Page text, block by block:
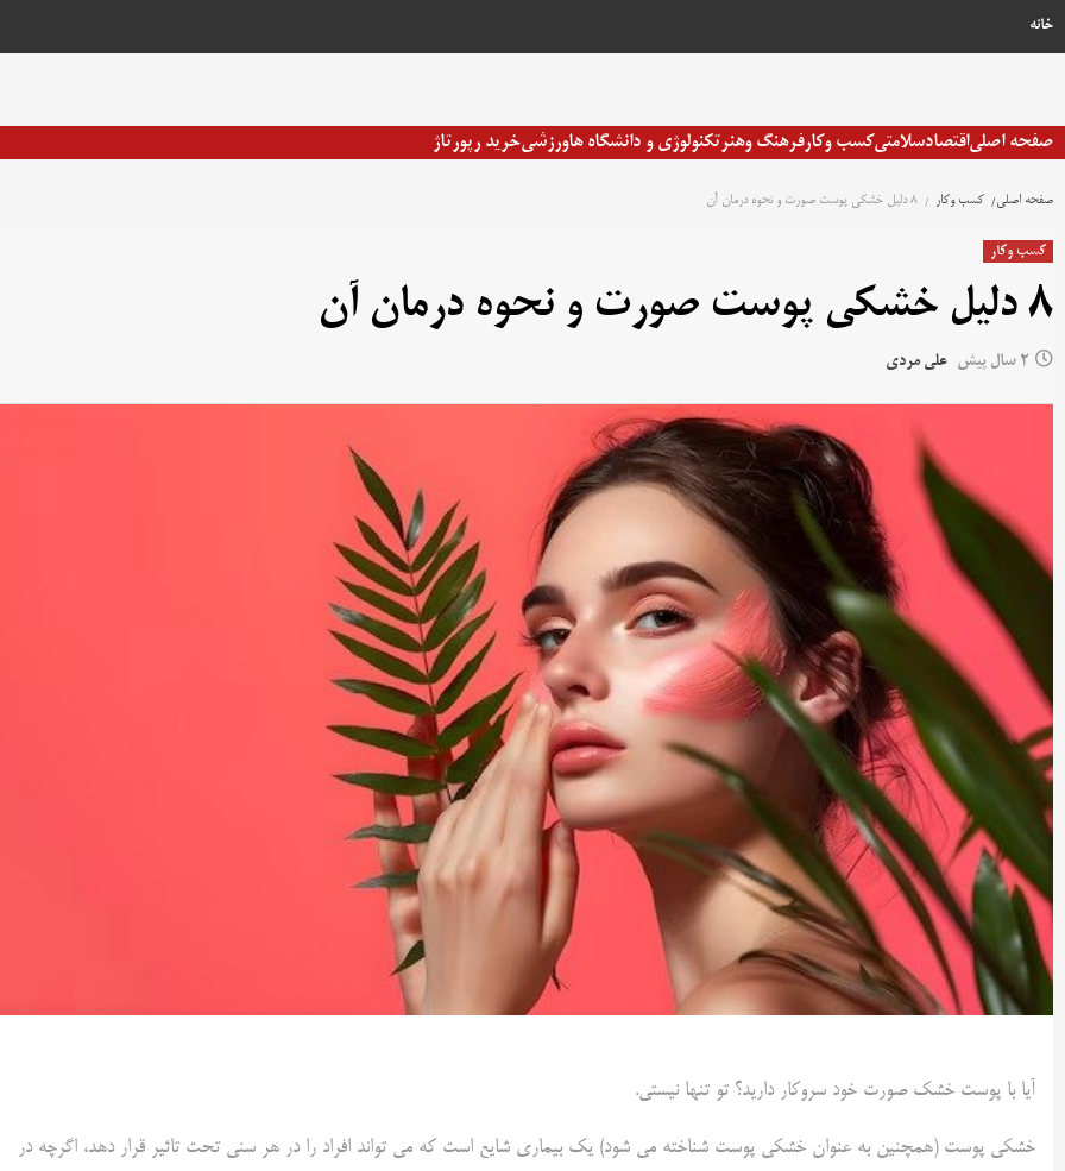
خانه
صفحه اصلیاقتصادسلامتیکسب وکارفرهنگ وهنرتکنولوژی و دانشگاه هاورزشیخرید رپورتاژ
صفحه اصلی کسب وکار 8 دلیل خشکی پوست صورت و نحوه درمان آن
کسب وکار
8 دلیل خشکی پوست صورت و نحوه درمان آن
2 سال پیش علی مردی
آیا با پوست خشک صورت خود سروکار دارید؟ تو تنها نیستی.
خشکی پوست (همچنین به عنوان خشکی پوست شناخته می شود) یک بیماری شایع است که می تواند افراد را در هر سنی تحت تاثیر قرار دهد، اگرچه در